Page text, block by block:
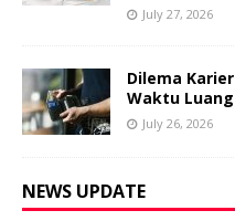
July 27, 2026
Dilema
Waktu
July 26, 2026
NEWS UPDATE